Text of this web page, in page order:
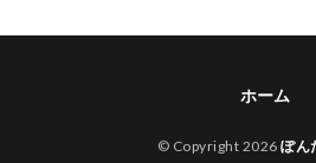
ホーム
© Copyright 2026 ぽん